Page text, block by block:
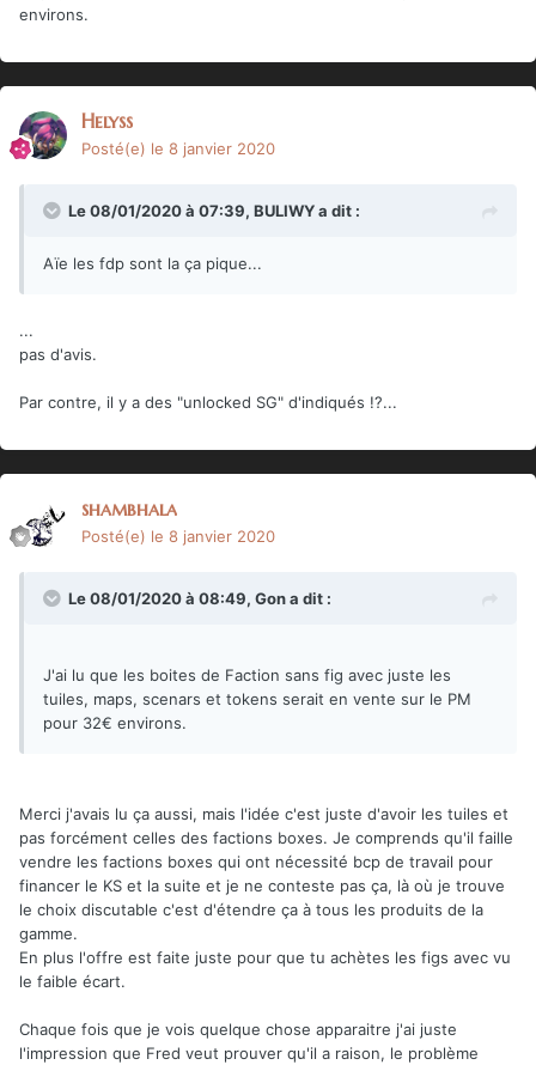
environs.
Helyss
Posté(e) le 8 janvier 2020
Le 08/01/2020 à 07:39, BULIWYa dit :
Aïe les fdp sont la ça pique...
...
pas d'avis.
Par contre, il y a des "unlocked SG" d'indiqués !?...
shambhala
Posté(e) le 8 janvier 2020
Le 08/01/2020 à 08:49, Gona dit :
J'ai lu que les boites de Faction sans fig avec juste les
tuiles, maps, scenars et tokens serait en vente sur le PM
pour 32€ environs.
Merci j'avais lu ça aussi, mais l'idée c'est juste d'avoir les tuiles et
pas forcément celles des factions boxes. Je comprends qu'il faille
vendre les factions boxes qui ont nécessité bcp de travail pour
financer le KS et la suite et je ne conteste pas ça, là où je trouve
le choix discutable c'est d'étendre ça à tous les produits de la
gamme.
En plus l'offre est faite juste pour que tu achètes les figs avec vu
le faible écart.
Chaque fois que je vois quelque chose apparaitre j'ai juste
l'impression que Fred veut prouver qu'il a raison, le problème